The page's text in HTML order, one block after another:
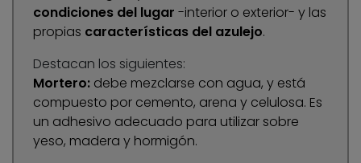
condiciones del lugar -interior o exterior- y las
propias características del azulejo.
Destacan los siguientes:
Mortero: debe mezclarse con agua, y está
compuesto por cemento, arena y celulosa. Es
un adhesivo adecuado para utilizar sobre
yeso, madera y hormigón.